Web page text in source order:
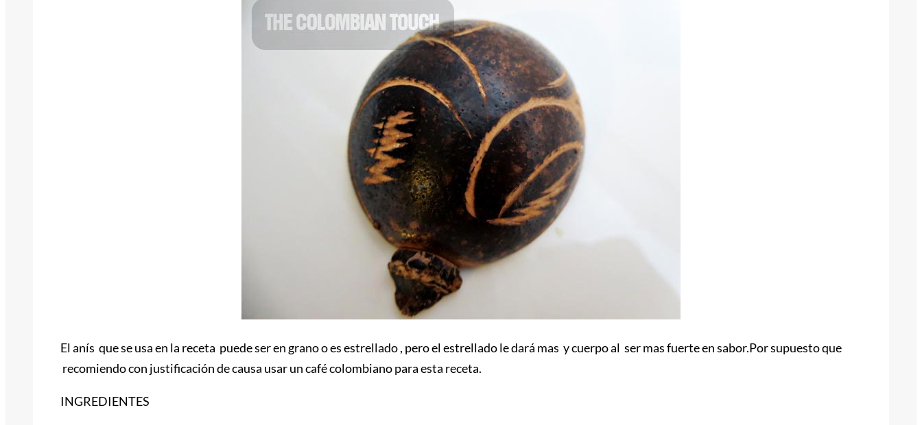
El anís que se usa en la receta puede ser en grano o es estrellado , pero el estrellado le dará mas y cuerpo al ser mas fuerte en sabor.Por supuesto que
recomiendo con justificación de causa usar un café colombiano para esta receta.
INGREDIENTES